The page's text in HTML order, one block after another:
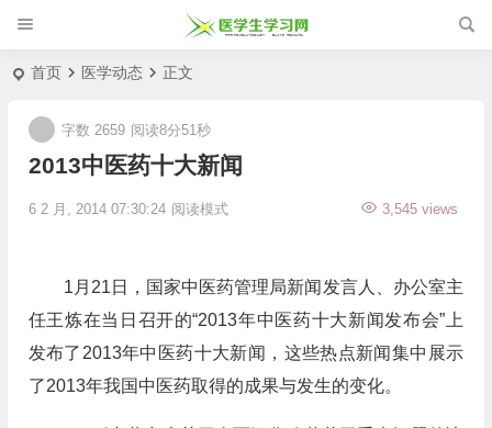
首页 医学动态 正文
2013中医药十大新闻
6 2 月, 2014 07:30:24 3,545 views
字数 2659 阅读8分51秒
阅读模式
1月21日，国家中医药管理局新闻发言人、办公室主
任王炼在当日召开的“2013年中医药十大新闻发布会”上
发布了2013年中医药十大新闻，这些热点新闻集中展示
了2013年我国中医药取得的成果与发生的变化。